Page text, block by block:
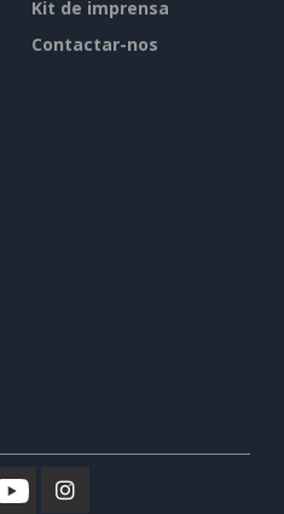
Kit de imprensa
Contactar-nos